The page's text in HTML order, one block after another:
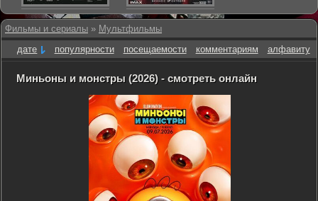
Фильмы и сериалы » Мультфильмы
дате
популярности посещаемости комментариям алфавиту
Миньоны и монстры (2026) - смотреть онлайн